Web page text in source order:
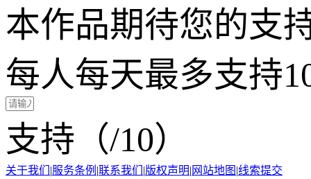
本作品期待您的支
每人每天最多支持
支持（/10）
关于我们 |服务条例 |联系我们 |版权声明| 网站地图 |线索提交